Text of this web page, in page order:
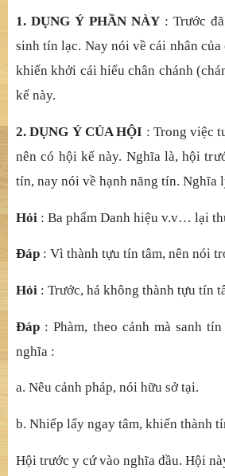
thích. Hoặ c,NHƯ LAI là DANH HIỆ
trong 10 hi ệu. Trong đó, tên
danh. HIỆU là 10 hi ệu mà chư Phật đ
là DANH, nêu đ
II. DỤ NG Ý
Có ba.
1. DỤNG Ý PHẦN NÀY : Trước
sinh tín l ạc. Nay nói v ềcái nhân của
kếnày.
2. DỤ NG Ý CỦA HỘI: Trong việc
nên có h
tín, nay nói vềhạ nh n ăng tín. Ngh
Hỏi: Ba phẩ m Danh hi ệu v.v… lại
Đáp : Vì thành tựu tín tâm, nên nói